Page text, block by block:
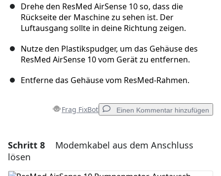
Drehe den ResMed AirSense 10 so, dass die
Rückseite der Maschine zu sehen ist. Der
Luftausgang sollte in deine Richtung zeigen.
Nutze den Plastikspudger, um das Gehäuse des
ResMed AirSense 10 vom Gerät zu entfernen.
Entferne das Gehäuse vom ResMed-Rahmen.
Frag FixBot Einen Kommentar hinzufügen
Einen Kommentar hinzufügen
Kommentar hinzufügen
Schritt 8
Modemkabel aus dem Anschluss
lösen